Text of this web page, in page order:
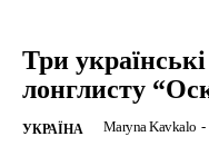
Три
лонглисту
УКРАЇНА Maryna Kavkalo -